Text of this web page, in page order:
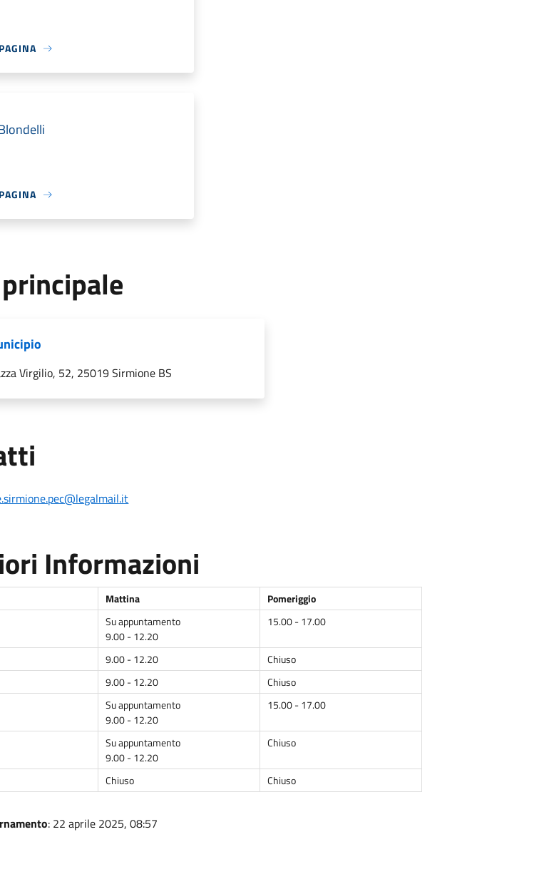
Virgilio, 52, 25019 Sirmione BS
Informazioni
Mattina
Pomeriggio
Su appuntamento
9.00 - 12.20
15.00 - 17.00
9.00 - 12.20
Chiuso
9.00 - 12.20
Chiuso
Su appuntamento
9.00 - 12.20
15.00 - 17.00
Su appuntamento
9.00 - 12.20
Chiuso
Chiuso Chiuso
: 22 aprile 2025, 08:57